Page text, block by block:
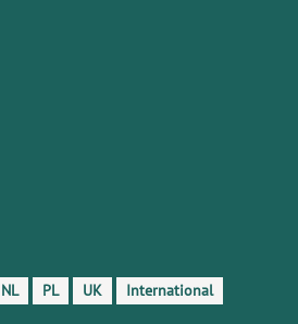
NL PL UK International